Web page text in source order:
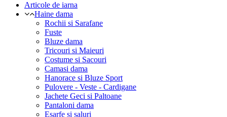
Articole de iarna
Haine dama
Rochii si Sarafane
Fuste
Bluze dama
Tricouri si Maieuri
Costume si Sacouri
Camasi dama
Hanorace si Bluze Sport
Pulovere - Veste - Cardigane
Jachete Geci si Paltoane
Pantaloni dama
Esarfe si saluri